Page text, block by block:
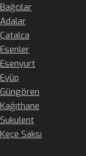
Bağcılar
Adalar
Çatalca
Esenler
Esenyurt
Eyüp
Güngören
Kağıthane
Sukulent
Keçe Saksı